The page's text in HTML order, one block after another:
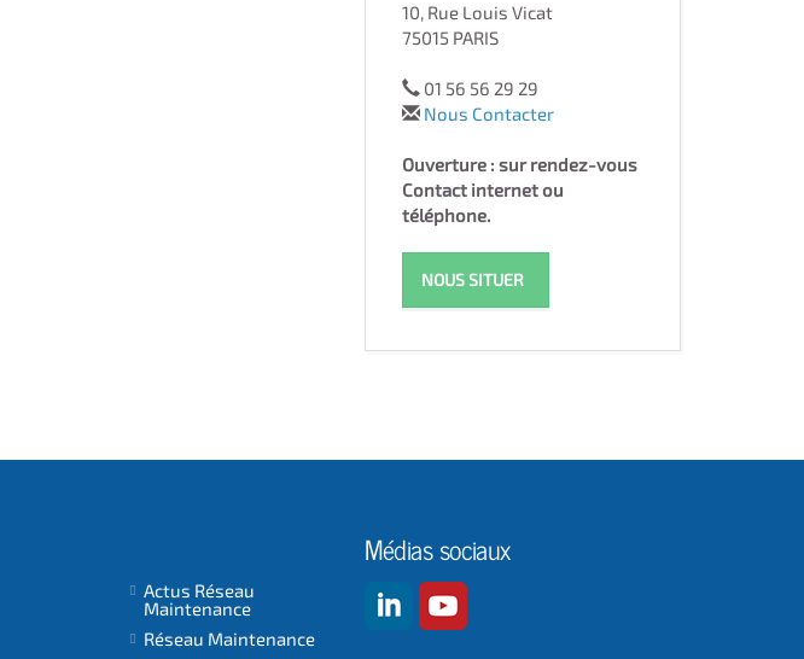
10, Rue Louis Vicat
75015 PARIS
01 56 56 29 29
Nous Contacter
Ouverture : sur rendez-vous
Contact internet ou
téléphone.
NOUS SITUER
Actus Réseau
Maintenance
Réseau Maintenance
Médias sociaux